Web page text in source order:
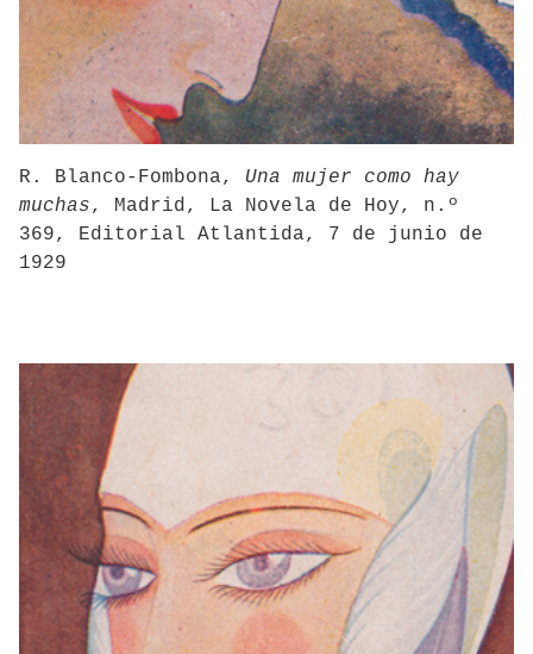
R. Blanco-Fombona, Una mujer como hay
muchas, Madrid, La Novela de Hoy, n.º
369, Editorial Atlantida, 7 de junio de
1929